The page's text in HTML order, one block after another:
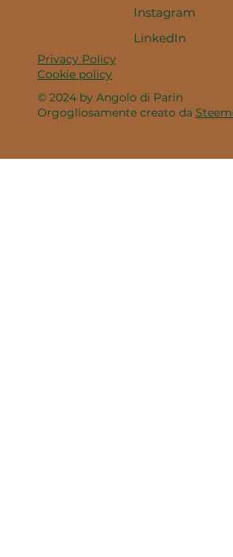
Instagram
LinkedIn
Privacy Policy
Cookie policy
© 2024 by Angolo di Parin
Orgogliosamente creato da